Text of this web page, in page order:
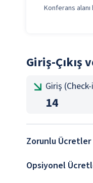
Konferans
Giriş-Çıkış
Giriş
14
Zorunlu Ücretler
Opsiyonel